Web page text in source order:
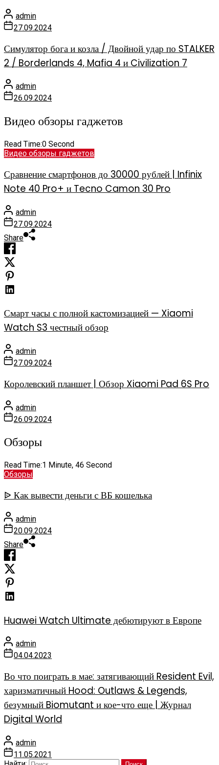
admin
27.09.2024
Симулятор бога и козла / Двойной удар по STALKER
2 / Borderlands 4, Mafia 4 и Civilization 7
admin
26.09.2024
Видео обзоры гаджетов
Read Time:0 Second
Видео обзоры гаджетов
Сравнение смартфонов до 30000 рублей | Infinix
Note 40 Pro+ и Tecno Camon 30 Pro
admin
27.09.2024
Share
Смарт часы с полной кастомизацией — Xiaomi
Watch S3 честный обзор
admin
27.09.2024
Королевский планшет | Обзор Xiaomi Pad 6S Pro
admin
26.09.2024
Обзоры
Read Time:1 Minute, 46 Second
Обзоры
ᐉ Как вывести деньги с ВБ кошелька
admin
20.09.2024
Share
Huawei Watch Ultimate дебютируют в Европе
admin
04.04.2023
Во что поиграть в мае: затягивающий Resident Evil,
харизматичный Hood: Outlaws & Legends,
безумный Biomutant и кое-что еще | Журнал
Digital World
admin
11.05.2021